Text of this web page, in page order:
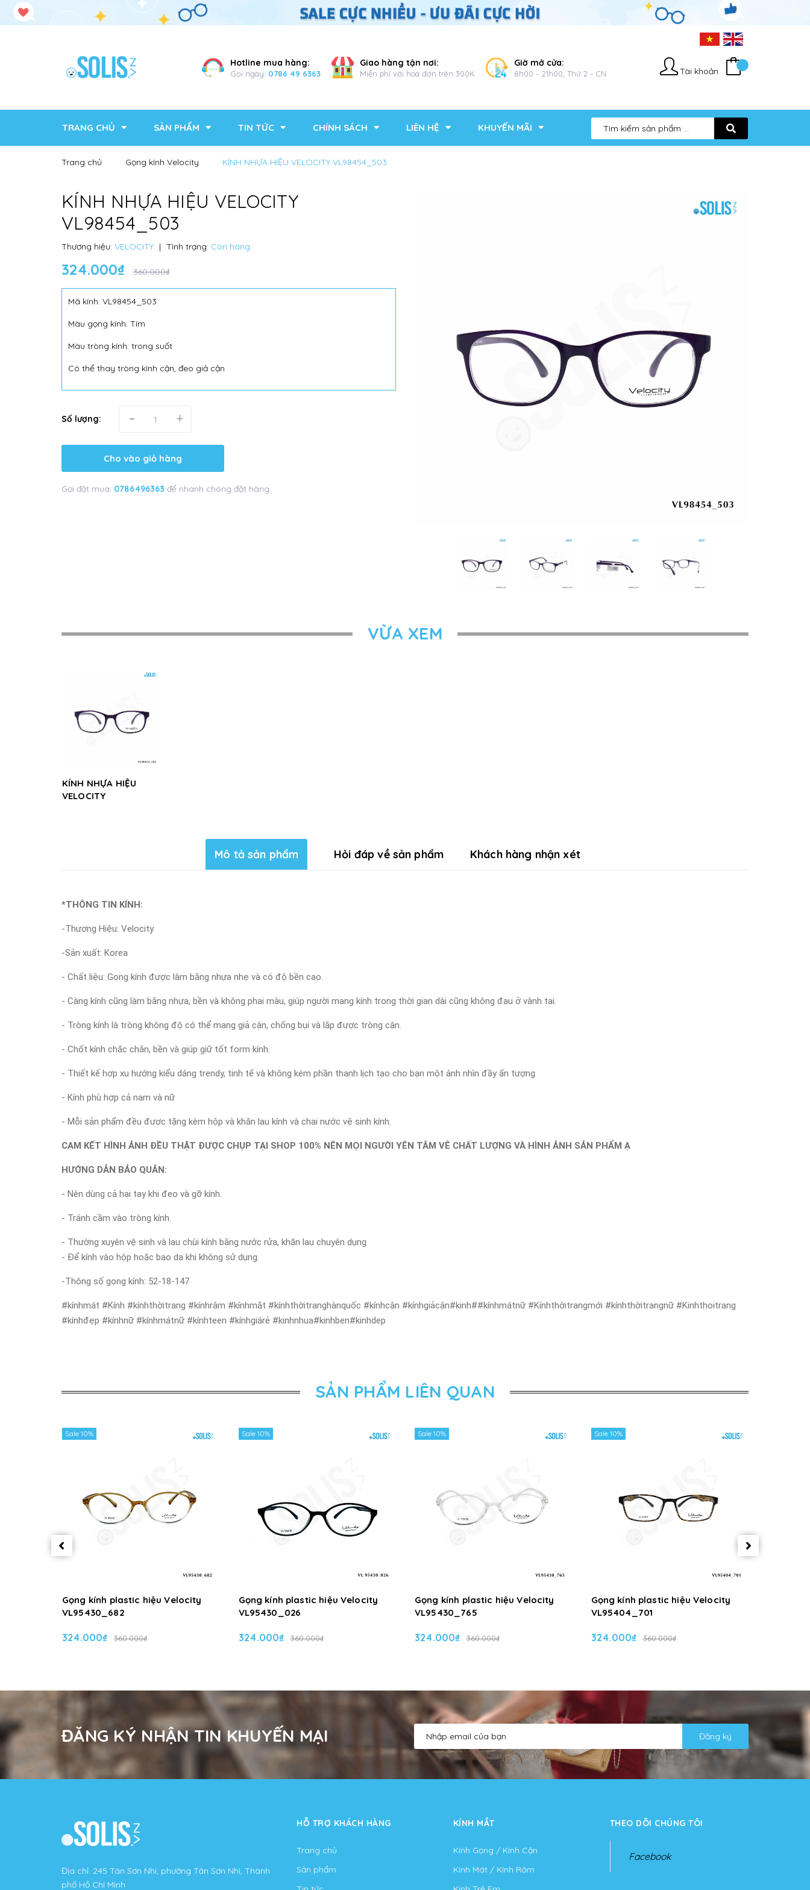
Hotline mua hàng:
Gọi ngay: 0786 49 6363
Giao hàng tận nơi:
Miễn phí với hoá đơn trên 300K
Giờ mở cửa:
8h00 - 21h00, Thứ 2 - CN Tài khoản
TRANG CHỦ SẢN PHẨM TIN TỨC CHÍNH SÁCH LIÊN HỆ KHUYẾN MÃI
Trang chủ Gọng kính Velocity KÍNH NHỰA HIỆU VELOCITY VL98454_503
KÍNH NHỰA HIỆU VELOCITY
VL98454_503
Thương hiệu: VELOCITY | Tình trạng: Còn hàng
324.000₫ 360.000₫
Mã kính: VL98454_503
Màu gọng kính: Tím
Màu tròng kính: trong suốt
Có thể thay tròng kính cận, đeo giả cận
Số lượng: - +
Cho vào giỏ hàng
Gọi đặt mua: 0786496363 để nhanh chóng đặt hàng
VỪA XEM
KÍNH NHỰA HIỆU
VELOCITY
Mô tả sản phẩm Hỏi đáp về sản phẩm Khách hàng nhận xét
*THÔNG TIN KÍNH:
-Thương Hiệu: Velocity
-Sản xuất: Korea
- Chất liệu: Gọng kính được làm bằng nhựa nhẹ và có độ bền cao.
- Càng kính cũng làm bằng nhựa, bền và không phai màu, giúp người mang kính trong thời gian dài cũng không đau ở vành tai.
- Tròng kính là tròng không độ có thể mang giả cận, chống bụi và lắp được tròng cận.
- Chốt kính chắc chắn, bền và giúp giữ tốt form kính.
- Thiết kế hợp xu hướng kiểu dáng trendy, tinh tế và không kém phần thanh lịch tạo cho bạn một ánh nhìn đầy ấn tượng
- Kính phù hợp cả nam và nữ
- Mỗi sản phẩm đều được tặng kèm hộp và khăn lau kính và chai nước vệ sinh kính.
CAM KẾT HÌNH ẢNH ĐỀU THẬT ĐƯỢC CHỤP TẠI SHOP 100% NÊN MỌI NGƯỜI YÊN TÂM VÊ CHẤT LƯỢNG VÀ HÌNH ẢNH SẢN PHẨM Ạ
HƯỚNG DẪN BẢO QUẢN:
- Nên dùng cả hai tay khi đeo và gỡ kính.
- Tránh cầm vào tròng kính.
- Thường xuyên vệ sinh và lau chùi kính bằng nước rửa, khăn lau chuyên dụng
- Để kính vào hộp hoặc bao da khi không sử dụng.
-Thông số gọng kính: 52-18-147
#kínhmát #Kính #kínhthờitrang #kínhrâm #kínhmắt #kínhthờitranghànquốc #kínhcận #kínhgiảcận#kinh##kínhmátnữ #Kínhthờitrangmới #kínhthờitrangnữ #Kinhthoitrang
#kínhđẹp #kínhnữ #kínhmátnữ #kínhteen #kínhgiárẻ #kinhnhua#kinhben#kinhdep
SẢN PHẨM LIÊN QUAN
Sale 10%
Gọng kính plastic hiệu Velocity
VL95430_682
324.000₫ 360.000₫
Sale 10%
Gọng kính plastic hiệu Velocity
VL95430_026
324.000₫ 360.000₫
Sale 10%
Gọng kính plastic hiệu Velocity
VL95430_765
324.000₫ 360.000₫
Sale 10%
Gọng kính plastic hiệu Velocity
VL95404_701
324.000₫ 360.000₫
ĐĂNG KÝ NHẬN TIN KHUYẾN MẠI Đăng ký
Địa chỉ: 245 Tân Sơn Nhì, phường Tân Sơn Nhì, Thành
phố Hồ Chí Minh
HỖ TRỢ KHÁCH HÀNG
Trang chủ
Sản phẩm
KÍNH MẮT
Kính Gọng / Kính Cận
Kính Mát / Kính Râm
THEO DÕI CHÚNG TÔI
Facebook